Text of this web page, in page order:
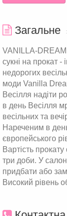
Загальне
VANILLA-DREAM
сукні на прокат -
недорогих
моди Vanilla
Весілля надіти
в день Весілля
весільних та
Нареченим в
європейського
Вартість
три доби. У
придбати або
Високий рівень